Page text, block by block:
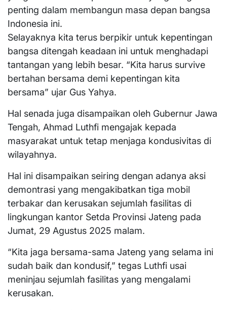
penting dalam membangun masa depan bangsa
Indonesia ini.
Selayaknya kita terus berpikir untuk kepentingan
bangsa ditengah keadaan ini untuk menghadapi
tantangan yang lebih besar. “Kita harus survive
bertahan bersama demi kepentingan kita
bersama” ujar Gus Yahya.
Hal senada juga disampaikan oleh Gubernur Jawa
Tengah, Ahmad Luthfi mengajak kepada
masyarakat untuk tetap menjaga kondusivitas di
wilayahnya.
Hal ini disampaikan seiring dengan adanya aksi
demontrasi yang mengakibatkan tiga mobil
terbakar dan kerusakan sejumlah fasilitas di
lingkungan kantor Setda Provinsi Jateng pada
Jumat, 29 Agustus 2025 malam.
“Kita jaga bersama-sama Jateng yang selama ini
sudah baik dan kondusif,” tegas Luthfi usai
meninjau sejumlah fasilitas yang mengalami
kerusakan.